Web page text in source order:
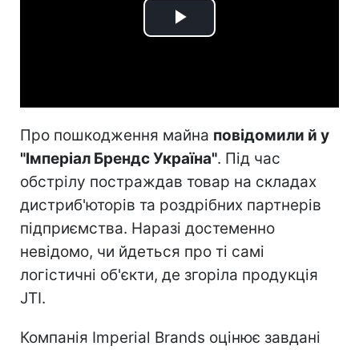
Play
Про пошкодження майна повідомили й у
"Імперіал Брендс Україна". Під час
обстрілу постраждав товар на складах
дистриб'юторів та роздрібних партнерів
підприємства. Наразі достеменно
невідомо, чи йдеться про ті самі
логістичні об'єкти, де згоріла продукція
JTI.
Компанія Imperial Brands оцінює завдані